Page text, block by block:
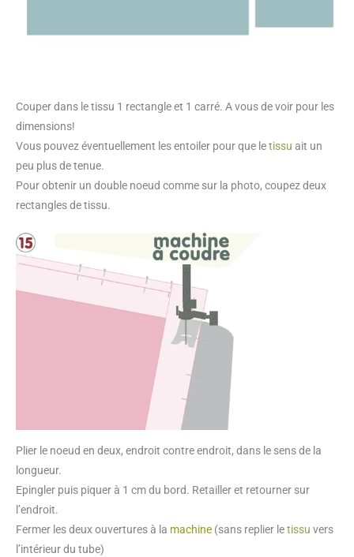
Couper dans le tissu 1 rectangle et 1 carré. A vous de voir pour les
dimensions!
Vous pouvez éventuellement les entoiler pour que letissu ait un
peu plus de tenue.
Pour obtenir un double noeud comme sur la photo, coupez deux
rectangles de tissu.
Plier le noeud en deux, endroit contre endroit, dans le sens de la
longueur.
Epingler puis piquer à 1 cm du bord. Retailler et retourner sur
l’endroit.
Fermer les deux ouvertures à la machine (sans replier letissu vers
l’intérieur du tube)